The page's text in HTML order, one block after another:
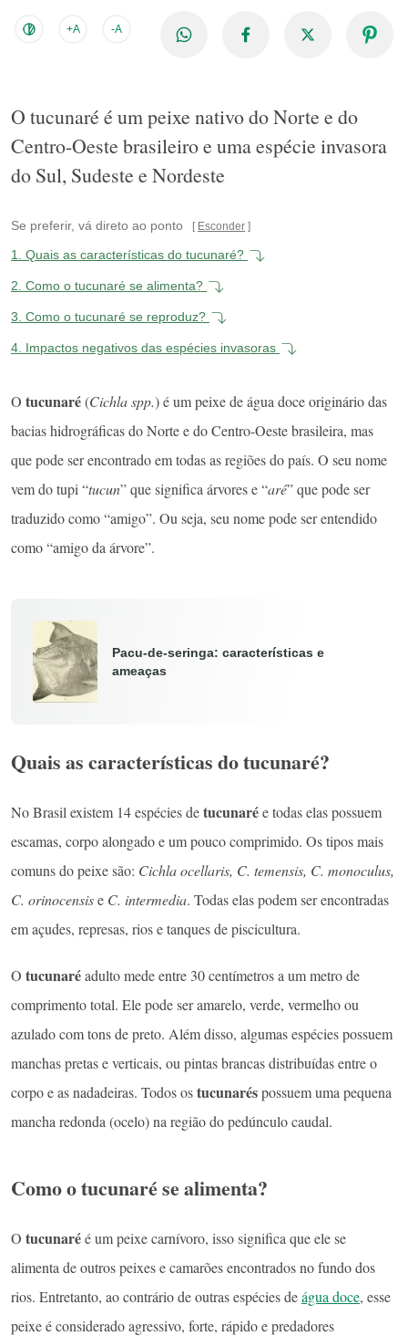
+A -A
O tucunaré é um peixe nativo do Norte e do
Centro-Oeste brasileiro e uma espécie invasora
do Sul, Sudeste e Nordeste
Se preferir, vá direto ao ponto Esconder
1. Quais as características do tucunaré?
2. Como o tucunaré se alimenta?
3. Como o tucunaré se reproduz?
4. Impactos negativos das espécies invasoras
O tucunaré(Cichla spp.) é um peixe de água doce originário das
bacias hidrográficas do Norte e do Centro-Oeste brasileira, mas
que pode ser encontrado em todas as regiões do país. O seu nome
vem do tupi “tucun” que significa árvores e “aré” que pode ser
traduzido como “amigo”. Ou seja, seu nome pode ser entendido
como “amigo da árvore”.
Pacu-de-seringa: características e
ameaças
Quais as características do tucunaré?
No Brasil existem 14 espécies detucunarée todas elas possuem
escamas, corpo alongado e um pouco comprimido. Os tipos mais
comuns do peixe são: Cichla ocellaris, C. temensis, C. monoculus,
C. orinocensise C. intermedia. Todas elas podem ser encontradas
em açudes, represas, rios e tanques de piscicultura.
O tucunaréadulto mede entre 30 centímetros a um metro de
comprimento total. Ele pode ser amarelo, verde, vermelho ou
azulado com tons de preto. Além disso, algumas espécies possuem
manchas pretas e verticais, ou pintas brancas distribuídas entre o
corpo e as nadadeiras. Todos ostucunaréspossuem uma pequena
mancha redonda (ocelo) na região do pedúnculo caudal.
Como o tucunaré se alimenta?
O tucunaréé um peixe carnívoro, isso significa que ele se
alimenta de outros peixes e camarões encontrados no fundo dos
rios. Entretanto, ao contrário de outras espécies deágua doce, esse
peixe é considerado agressivo, forte, rápido e predadores